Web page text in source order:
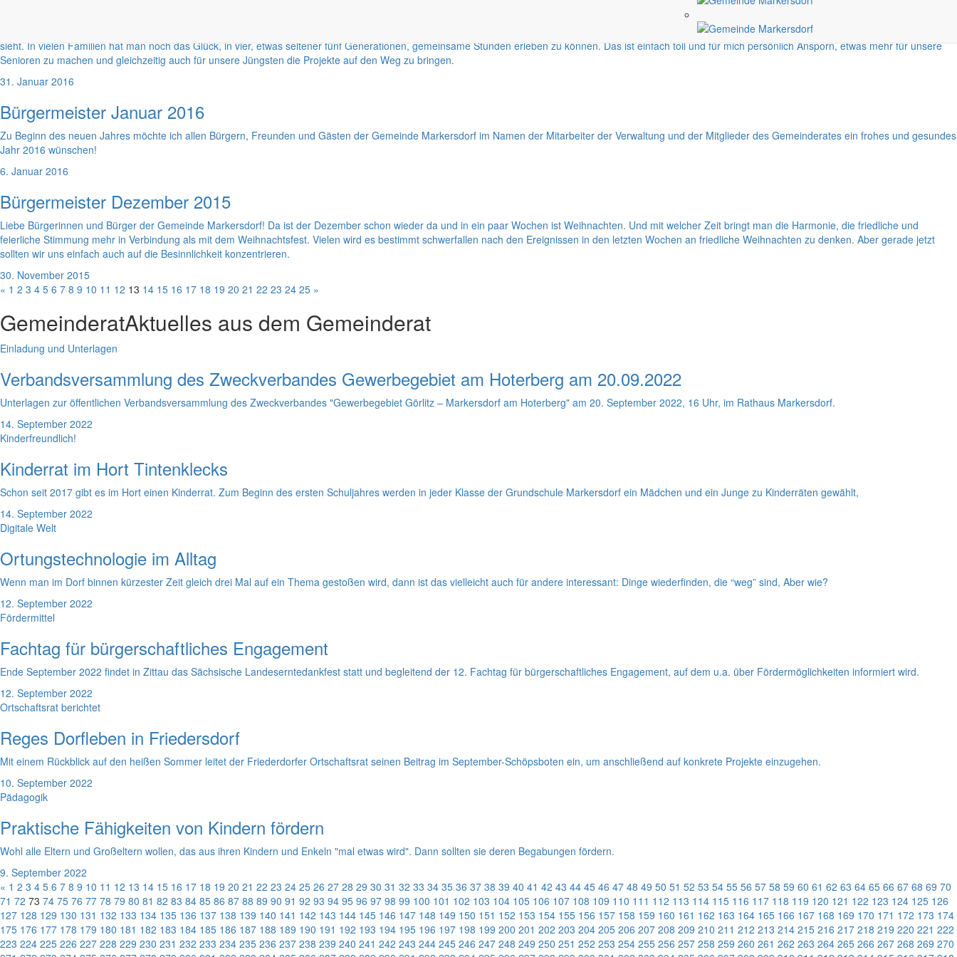
Liebe Bürgerinnen und Bürger der Gemeinde Markersdorf! Ist das nicht ein herrliches Gefühl, wenn man sich zu Familienfeiern trifft und die unterschiedlichen Generationen miteinander feiern, reden und spielen
sieht. In vielen Familien hat man noch das Glück, in vier, etwas seltener fünf Generationen, gemeinsame Stunden erleben zu können. Das ist einfach toll und für mich persönlich Ansporn, etwas mehr für unsere
Senioren zu machen und gleichzeitig auch für unsere Jüngsten die Projekte auf den Weg zu bringen.
31. Januar 2016
Bürgermeister Januar 2016
Zu Beginn des neuen Jahres möchte ich allen Bürgern, Freunden und Gästen der Gemeinde Markersdorf im Namen der Mitarbeiter der Verwaltung und der Mitglieder des Gemeinderates ein frohes und gesundes
Jahr 2016 wünschen!
6. Januar 2016
Bürgermeister Dezember 2015
Liebe Bürgerinnen und Bürger der Gemeinde Markersdorf! Da ist der Dezember schon wieder da und in ein paar Wochen ist Weihnachten. Und mit welcher Zeit bringt man die Harmonie, die friedliche und
feierliche Stimmung mehr in Verbindung als mit dem Weihnachtsfest. Vielen wird es bestimmt schwerfallen nach den Ereignissen in den letzten Wochen an friedliche Weihnachten zu denken. Aber gerade jetzt
sollten wir uns einfach auch auf die Besinnlichkeit konzentrieren.
30. November 2015
« 1 2 3 4 5 6 7 8 9 10 11 12 13 14 15 16 17 18 19 20 21 22 23 24 25 »
GemeinderatAktuelles aus dem Gemeinderat
Einladung und Unterlagen
Verbandsversammlung des Zweckverbandes Gewerbegebiet am Hoterberg am 20.09.2022
Unterlagen zur öffentlichen Verbandsversammlung des Zweckverbandes "Gewerbegebiet Görlitz – Markersdorf am Hoterberg" am 20. September 2022, 16 Uhr, im Rathaus Markersdorf.
14. September 2022
Kinderfreundlich!
Kinderrat im Hort Tintenklecks
Schon seit 2017 gibt es im Hort einen Kinderrat. Zum Beginn des ersten Schuljahres werden in jeder Klasse der Grundschule Markersdorf ein Mädchen und ein Junge zu Kinderräten gewählt,
14. September 2022
Digitale Welt
Ortungstechnologie im Alltag
Wenn man im Dorf binnen kürzester Zeit gleich drei Mal auf ein Thema gestoßen wird, dann ist das vielleicht auch für andere interessant: Dinge wiederfinden, die “weg” sind, Aber wie?
12. September 2022
Fördermittel
Fachtag für bürgerschaftliches Engagement
Ende September 2022 findet in Zittau das Sächsische Landeserntedankfest statt und begleitend der 12. Fachtag für bürgerschaftliches Engagement, auf dem u.a. über Fördermöglichkeiten informiert wird.
12. September 2022
Ortschaftsrat berichtet
Reges Dorfleben in Friedersdorf
Mit einem Rückblick auf den heißen Sommer leitet der Friederdorfer Ortschaftsrat seinen Beitrag im September-Schöpsboten ein, um anschließend auf konkrete Projekte einzugehen.
10. September 2022
Pädagogik
Praktische Fähigkeiten von Kindern fördern
Wohl alle Eltern und Großeltern wollen, das aus ihren Kindern und Enkeln "mal etwas wird". Dann sollten sie deren Begabungen fördern.
9. September 2022
« 1 2 3 4 5 6 7 8 9 10 11 12 13 14 15 16 17 18 19 20 21 22 23 24 25 26 27 28 29 30 31 32 33 34 35 36 37 38 39 40 41 42 43 44 45 46 47 48 49 50 51 52 53 54 55 56 57 58 59 60 61 62 63 64 65 66 67 68 69 70
71 72 73 74 75 76 77 78 79 80 81 82 83 84 85 86 87 88 89 90 91 92 93 94 95 96 97 98 99 100 101 102 103 104 105 106 107 108 109 110 111 112 113 114 115 116 117 118 119 120 121 122 123 124 125 126
127 128 129 130 131 132 133 134 135 136 137 138 139 140 141 142 143 144 145 146 147 148 149 150 151 152 153 154 155 156 157 158 159 160 161 162 163 164 165 166 167 168 169 170 171 172 173 174
175 176 177 178 179 180 181 182 183 184 185 186 187 188 189 190 191 192 193 194 195 196 197 198 199 200 201 202 203 204 205 206 207 208 209 210 211 212 213 214 215 216 217 218 219 220 221 222
223 224 225 226 227 228 229 230 231 232 233 234 235 236 237 238 239 240 241 242 243 244 245 246 247 248 249 250 251 252 253 254 255 256 257 258 259 260 261 262 263 264 265 266 267 268 269 270